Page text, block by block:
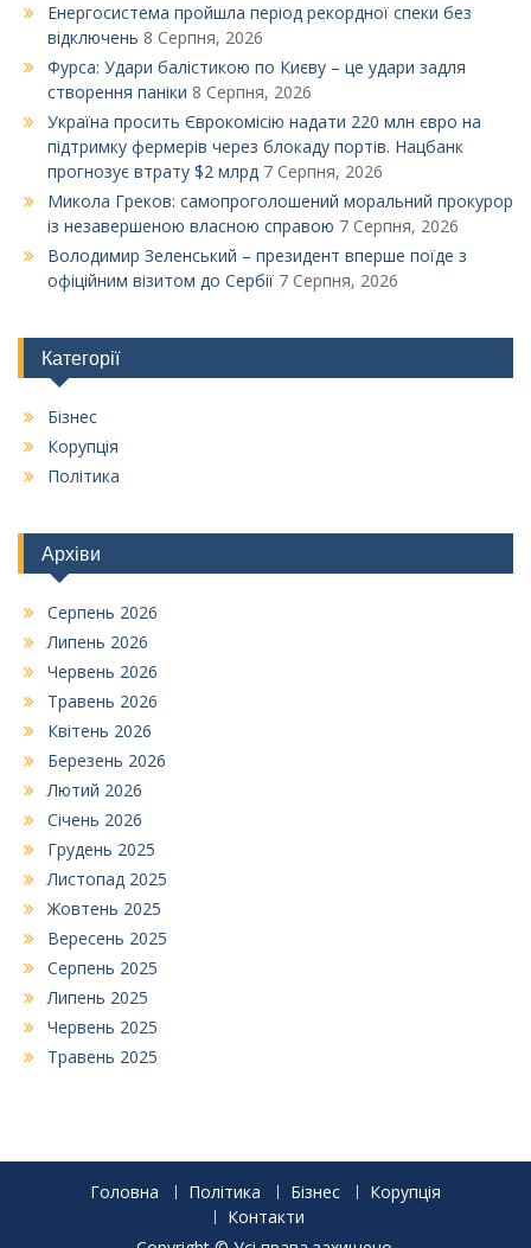
Енергосистема пройшла період рекордної спеки без
відключень 8 Серпня, 2026
Фурса: Удари балістикою по Києву – це удари задля
створення паніки 8 Серпня, 2026
Україна просить Єврокомісію надати 220 млн євро на
підтримку фермерів через блокаду портів. Нацбанк
прогнозує втрату $2 млрд 7 Серпня, 2026
Микола Греков: самопроголошений моральний прокурор
із незавершеною власною справою 7 Серпня, 2026
Володимир Зеленський – президент вперше поїде з
офіційним візитом до Сербії 7 Серпня, 2026
Категорії
Бізнес
Корупція
Політика
Архіви
Серпень 2026
Липень 2026
Червень 2026
Травень 2026
Квітень 2026
Березень 2026
Лютий 2026
Січень 2026
Грудень 2025
Листопад 2025
Жовтень 2025
Вересень 2025
Серпень 2025
Липень 2025
Червень 2025
Травень 2025
Головна Політика Бізнес
Корупція
Контакти